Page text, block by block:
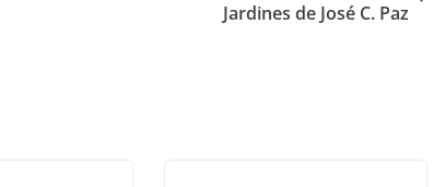
Jardines de José C. Paz